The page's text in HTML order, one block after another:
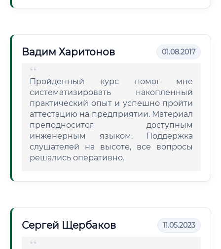
Вадим Харитонов 01.08.2017
Пройденный курс помог мне
систематизировать накопленный
практический опыт и успешно пройти
аттестацию на предприятии. Материал
преподносится доступным
инженерным языком. Поддержка
слушателей на высоте, все вопросы
решались оперативно.
Сергей Щербаков 11.05.2023